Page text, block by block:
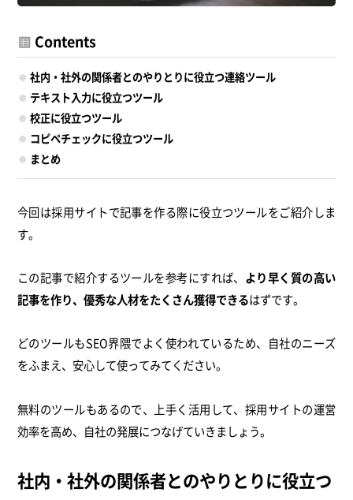
Contents
社内・社外の関係者とのやりとりに役立つ連絡ツール
テキスト入力に役立つツール
校正に役立つツール
コピペチェックに役立つツール
まとめ
今回は採用サイトで記事を作る際に役立つツールをご紹介しま
す。
この記事で紹介するツールを参考にすれば、 より早く質の高い
記事を作り、優秀な人材をたくさん獲得できるはずです。
どのツールもSEO界隈でよく使われているため、自社のニーズ
をふまえ、安心して使ってみてください。
無料のツールもあるので、上手く活用して、採用サイトの運営
効率を高め、自社の発展につなげていきましょう。
社内・社外の関係者とのやりとりに役立つ